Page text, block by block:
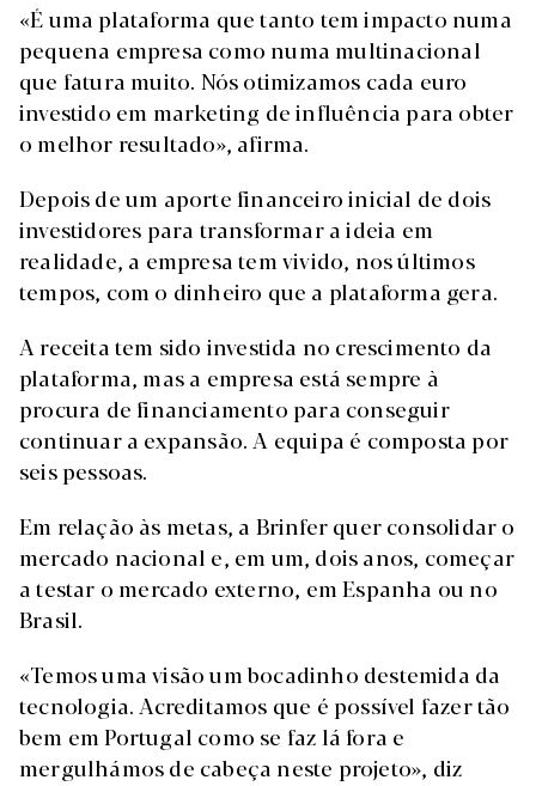
«É uma plataforma que tanto tem impacto numa
pequena empresa como numa multinacional
que fatura muito. Nós otimizamos cada euro
investido em marketing de influência para obter
o melhor resultado», afirma.
Depois de um aporte financeiro inicial de dois
investidores para transformar a ideia em
realidade, a empresa tem vivido, nos últimos
tempos, com o dinheiro que a plataforma gera.
A receita tem sido investida no crescimento da
plataforma, mas a empresa está sempre à
procura de financiamento para conseguir
continuar a expansão. A equipa é composta por
seis pessoas.
Em relação às metas, a Brinfer quer consolidar o
mercado nacional e, em um, dois anos, começar
a testar o mercado externo, em Espanha ou no
Brasil.
«Temos uma visão um bocadinho destemida da
tecnologia. Acreditamos que é possível fazer tão
bem em Portugal como se faz lá fora e
mergulhámos de cabeça neste projeto», diz